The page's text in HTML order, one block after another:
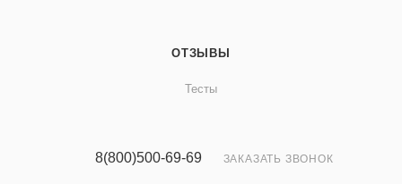
ОТЗЫВЫ
Тесты
8(800)500-69-69 ЗАКАЗАТЬ ЗВОНОК